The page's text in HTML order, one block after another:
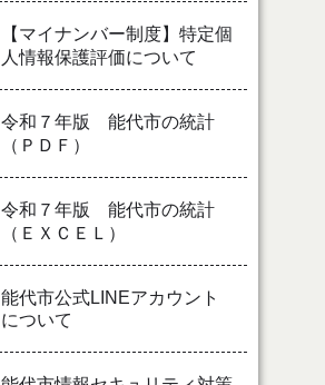
【マイナンバー制度】特定個
人情報保護評価について
令和７年版 能代市の統計
（ＰＤＦ）
令和７年版 能代市の統計
（ＥＸＣＥＬ）
能代市公式LINEアカウント
について